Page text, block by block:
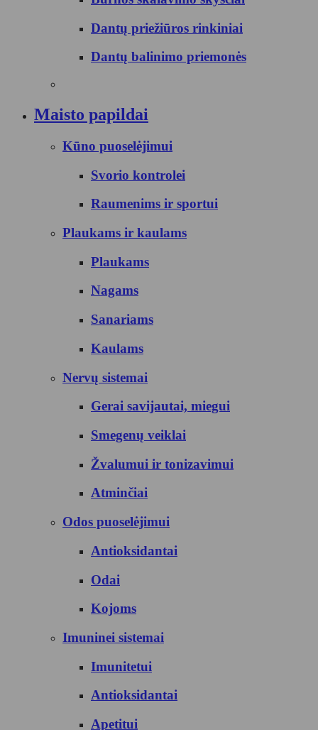
Dantų priežiūros rinkiniai
Dantų balinimo priemonės
Maisto papildai
Kūno puoselėjimui
Svorio kontrolei
Raumenims ir sportui
Plaukams ir kaulams
Plaukams
Nagams
Sanariams
Kaulams
Nervų sistemai
Gerai savijautai, miegui
Smegenų veiklai
Žvalumui ir tonizavimui
Atminčiai
Odos puoselėjimui
Antioksidantai
Odai
Kojoms
Imuninei sistemai
Imunitetui
Antioksidantai
Apetitui